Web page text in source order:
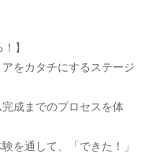
】
をカタチにするステージ
成までのプロセスを体
を通して、「できた！」